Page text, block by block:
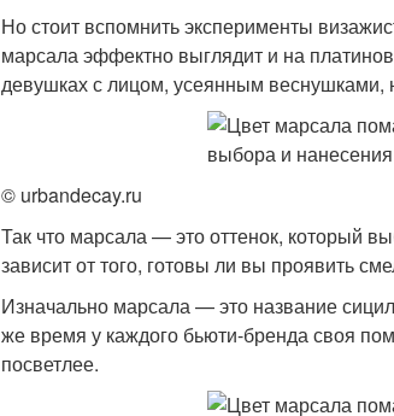
Но стоит вспомнить эксперименты
марсала эффектно выглядит и на
девушках с лицом, усеянным веснушками,
© urbandecay.ru
Так что марсала — это оттенок, который
зависит от того, готовы ли вы проявить
Изначально марсала — это название
же время у каждого бьюти-бренда своя
посветлее.